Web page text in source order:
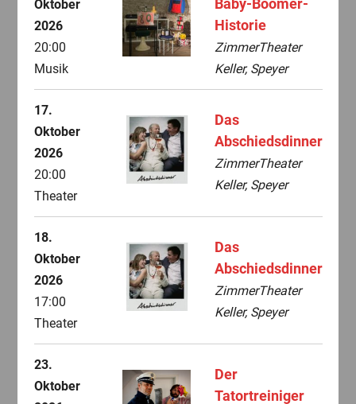
Oktober
2026
20:00
Musik
Baby-Boomer-
Historie
ZimmerTheater
Keller, Speyer
17.
Oktober
2026
20:00
Theater
Das
Abschiedsdinner
ZimmerTheater
Keller, Speyer
18.
Oktober
2026
17:00
Theater
Das
Abschiedsdinner
ZimmerTheater
Keller, Speyer
23.
Oktober
Der
Tatortreiniger